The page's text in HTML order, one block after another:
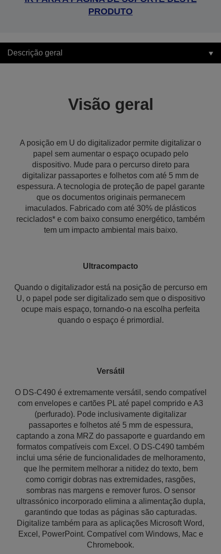
PRODUTO
Descrição geral
Visão geral
A posição em U do digitalizador permite digitalizar o
papel sem aumentar o espaço ocupado pelo
dispositivo. Mude para o percurso direto para
digitalizar passaportes e folhetos com até 5 mm de
espessura. A tecnologia de proteção de papel garante
que os documentos originais permanecem
imaculados. Fabricado com até 30% de plásticos
reciclados* e com baixo consumo energético, também
tem um impacto ambiental mais baixo.
Ultracompacto
Quando o digitalizador está na posição de percurso em
U, o papel pode ser digitalizado sem que o dispositivo
ocupe mais espaço, tornando-o na escolha perfeita
quando o espaço é primordial.
Versátil
O DS-C490 é extremamente versátil, sendo compatível
com envelopes e cartões PL até papel comprido e A3
(perfurado). Pode inclusivamente digitalizar
passaportes e folhetos até 5 mm de espessura,
captando a zona MRZ do passaporte e guardando em
formatos compatíveis com Excel. O DS-C490 também
inclui uma série de funcionalidades de melhoramento,
que lhe permitem melhorar a nitidez do texto, bem
como corrigir dobras nas extremidades, rasgões,
sombras nas margens e remover furos. O sensor
ultrassónico incorporado elimina a alimentação dupla,
garantindo que todas as páginas são capturadas.
Digitalize também para as aplicações Microsoft Word,
Excel, PowerPoint. Compatível com Windows, Mac e
Chromebook.